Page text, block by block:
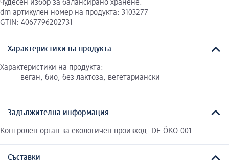
чудесен избор за балансирано хранене.
dm артикулен номер на продукта: 3103277
GTIN: 4067796202731
Характеристики на продукта
Характеристики на продукта:
веган, био, без лактоза, вегетариански
Задължителна информация
Контролен орган за екологичен произход: DE-ÖKO-001
Съставки